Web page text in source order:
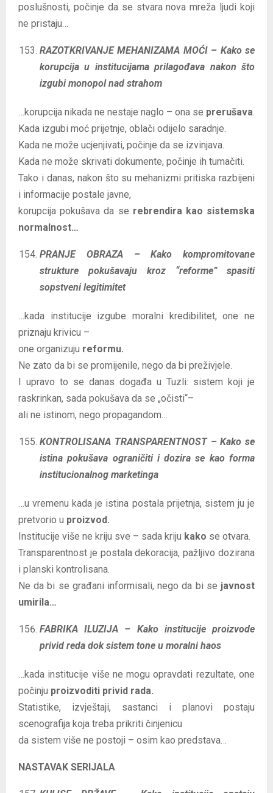
poslušnosti, počinje da se stvara nova mreža ljudi koji
ne pristaju…
RAZOTKRIVANJE MEHANIZAMA MOĆI – Kako se
korupcija u institucijama prilagođava nakon što
izgubi monopol nad strahom
…korupcija nikada ne nestaje naglo – ona se prerušava
Kada izgubi moć prijetnje, oblači odijelo saradnje.
Kada ne može ucjenjivati, počinje da se izvinjava.
Kada ne može skrivati dokumente, počinje ih tumačiti.
Tako i danas, nakon što su mehanizmi pritiska razbijeni
i informacije postale javne,
korupcija pokušava da se rebrendira kao sistemska
normalnost…
PRANJE OBRAZA – Kako kompromitovane
strukture pokušavaju kroz “reforme” spasiti
sopstveni legitimitet
…kada institucije izgube moralni kredibilitet, one ne
priznaju krivicu –
one organizuju reformu.
Ne zato da bi se promijenile, nego da bi preživjele.
I upravo to se danas događa u Tuzli: sistem koji je
raskrinkan, sada pokušava da se „očisti“–
ali ne istinom, nego propagandom…
KONTROLISANA TRANSPARENTNOST – Kako se
istina pokušava ograničiti i dozira se kao forma
institucionalnog marketinga
…u vremenu kada je istina postala prijetnja, sistem ju je
pretvorio u proizvod.
Institucije više ne kriju sve – sada kriju kako se otvara.
Transparentnost je postala dekoracija, pažljivo dozirana
i planski kontrolisana.
Ne da bi se građani informisali, nego da bi se javnost
umirila…
FABRIKA ILUZIJA – Kako institucije proizvode
privid reda dok sistem tone u moralni haos
…kada institucije više ne mogu opravdati rezultate, one
počinju proizvoditi privid rada.
Statistike, izvještaji, sastanci i planovi postaju
scenografija koja treba prikriti činjenicu
da sistem više ne postoji – osim kao predstava…
NASTAVAK SERIJALA